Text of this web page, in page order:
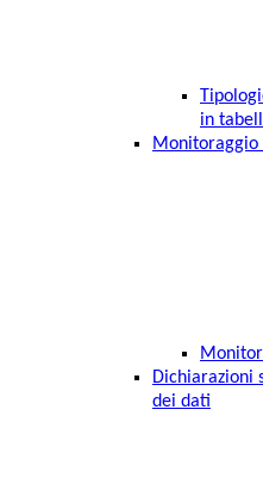
in
Dichiarazioni
dei dati